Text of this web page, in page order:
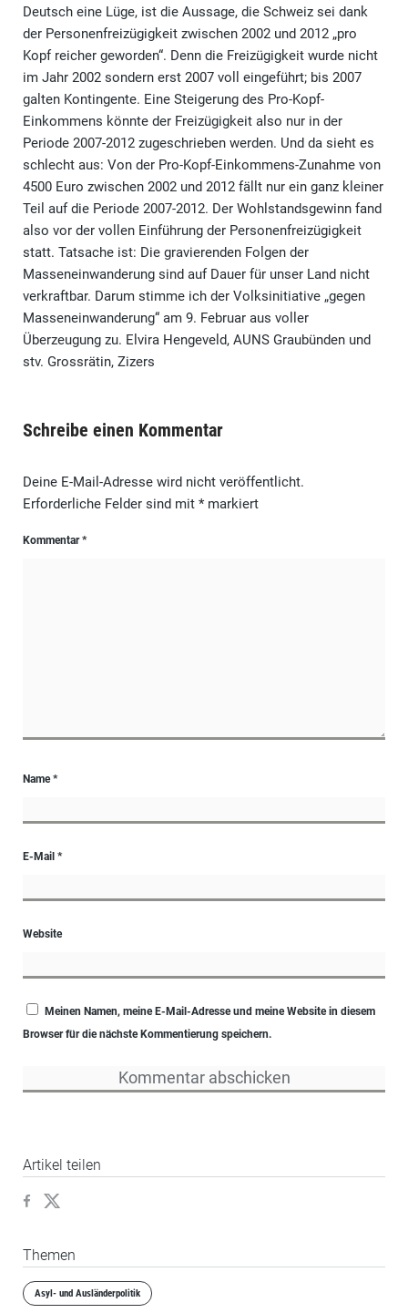
Deutsch eine Lüge, ist die Aussage, die Schweiz sei dank
der Personenfreizügigkeit zwischen 2002 und 2012 „pro
Kopf reicher geworden“. Denn die Freizügigkeit wurde nicht
im Jahr 2002 sondern erst 2007 voll eingeführt; bis 2007
galten Kontingente. Eine Steigerung des Pro-Kopf-
Einkommens könnte der Freizügigkeit also nur in der
Periode 2007-2012 zugeschrieben werden. Und da sieht es
schlecht aus: Von der Pro-Kopf-Einkommens-Zunahme von
4500 Euro zwischen 2002 und 2012 fällt nur ein ganz kleiner
Teil auf die Periode 2007-2012. Der Wohlstandsgewinn fand
also vor der vollen Einführung der Personenfreizügigkeit
statt. Tatsache ist: Die gravierenden Folgen der
Masseneinwanderung sind auf Dauer für unser Land nicht
verkraftbar. Darum stimme ich der Volksinitiative „gegen
Masseneinwanderung“ am 9. Februar aus voller
Überzeugung zu. Elvira Hengeveld, AUNS Graubünden und
stv. Grossrätin, Zizers
Schreibe einen Kommentar
Deine E-Mail-Adresse wird nicht veröffentlicht.
Erforderliche Felder sind mit *markiert
Kommentar*
Name*
E-Mail *
Website
Meinen Namen, meine E-Mail-Adresse und meine Website in diesem
Browser für die nächste Kommentierung speichern.
Artikel teilen
Themen
Asyl- und Ausländerpolitik